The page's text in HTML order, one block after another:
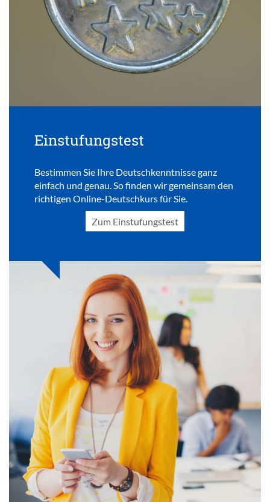
Einstufungstest
Bestimmen Sie Ihre Deutschkenntnisse ganz
einfach und genau. So finden wir gemeinsam den
richtigen Online-Deutschkurs für Sie.
Zum Einstufungstest